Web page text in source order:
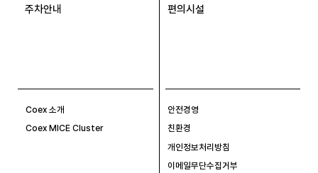
주차안내 편의시설
Coex 소개
Coex MICE Cluster
안전경영
친환경
개인정보처리방침
이메일무단수집거부